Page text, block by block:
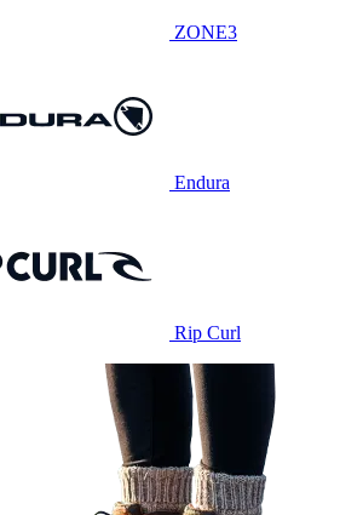
ZONE3
Endura
Rip Curl